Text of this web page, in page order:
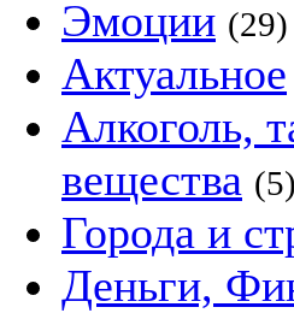
Эмоции (29)
Актуальное
Алкоголь,
вещества (5)
Города и
Деньги,